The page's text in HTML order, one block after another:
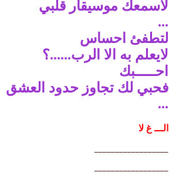
لاسمعك موسيقار قلبي
...
لتطفئ احساس
لايعلم به الا الرب......؟
احـــــبك
فحبي لك تجاوز حدود العشق
...
الـــ غ لا